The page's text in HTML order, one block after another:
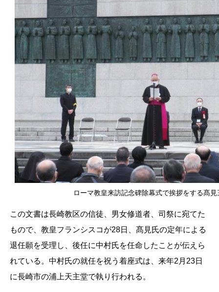
ローマ教皇来訪記念碑除幕式で挨拶をする髙見
この文書は長崎教区の信徒、男女修道者、司祭に宛てた
もので、教皇フランシスコが28日、髙見氏の定年による
退任願を受理し、後任に中村氏を任命したことが伝えら
れている。中村氏の就任を祝う着座式は、来年2月23日
に長崎市の浦上天主堂で執り行われる。